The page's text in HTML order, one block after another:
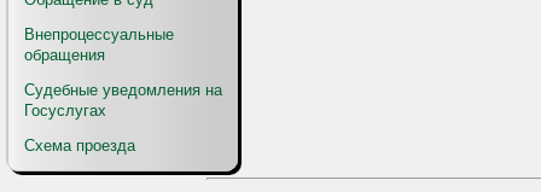
Внепроцессуальные
обращения
Судебные уведомления на
Госуслугах
Схема проезда